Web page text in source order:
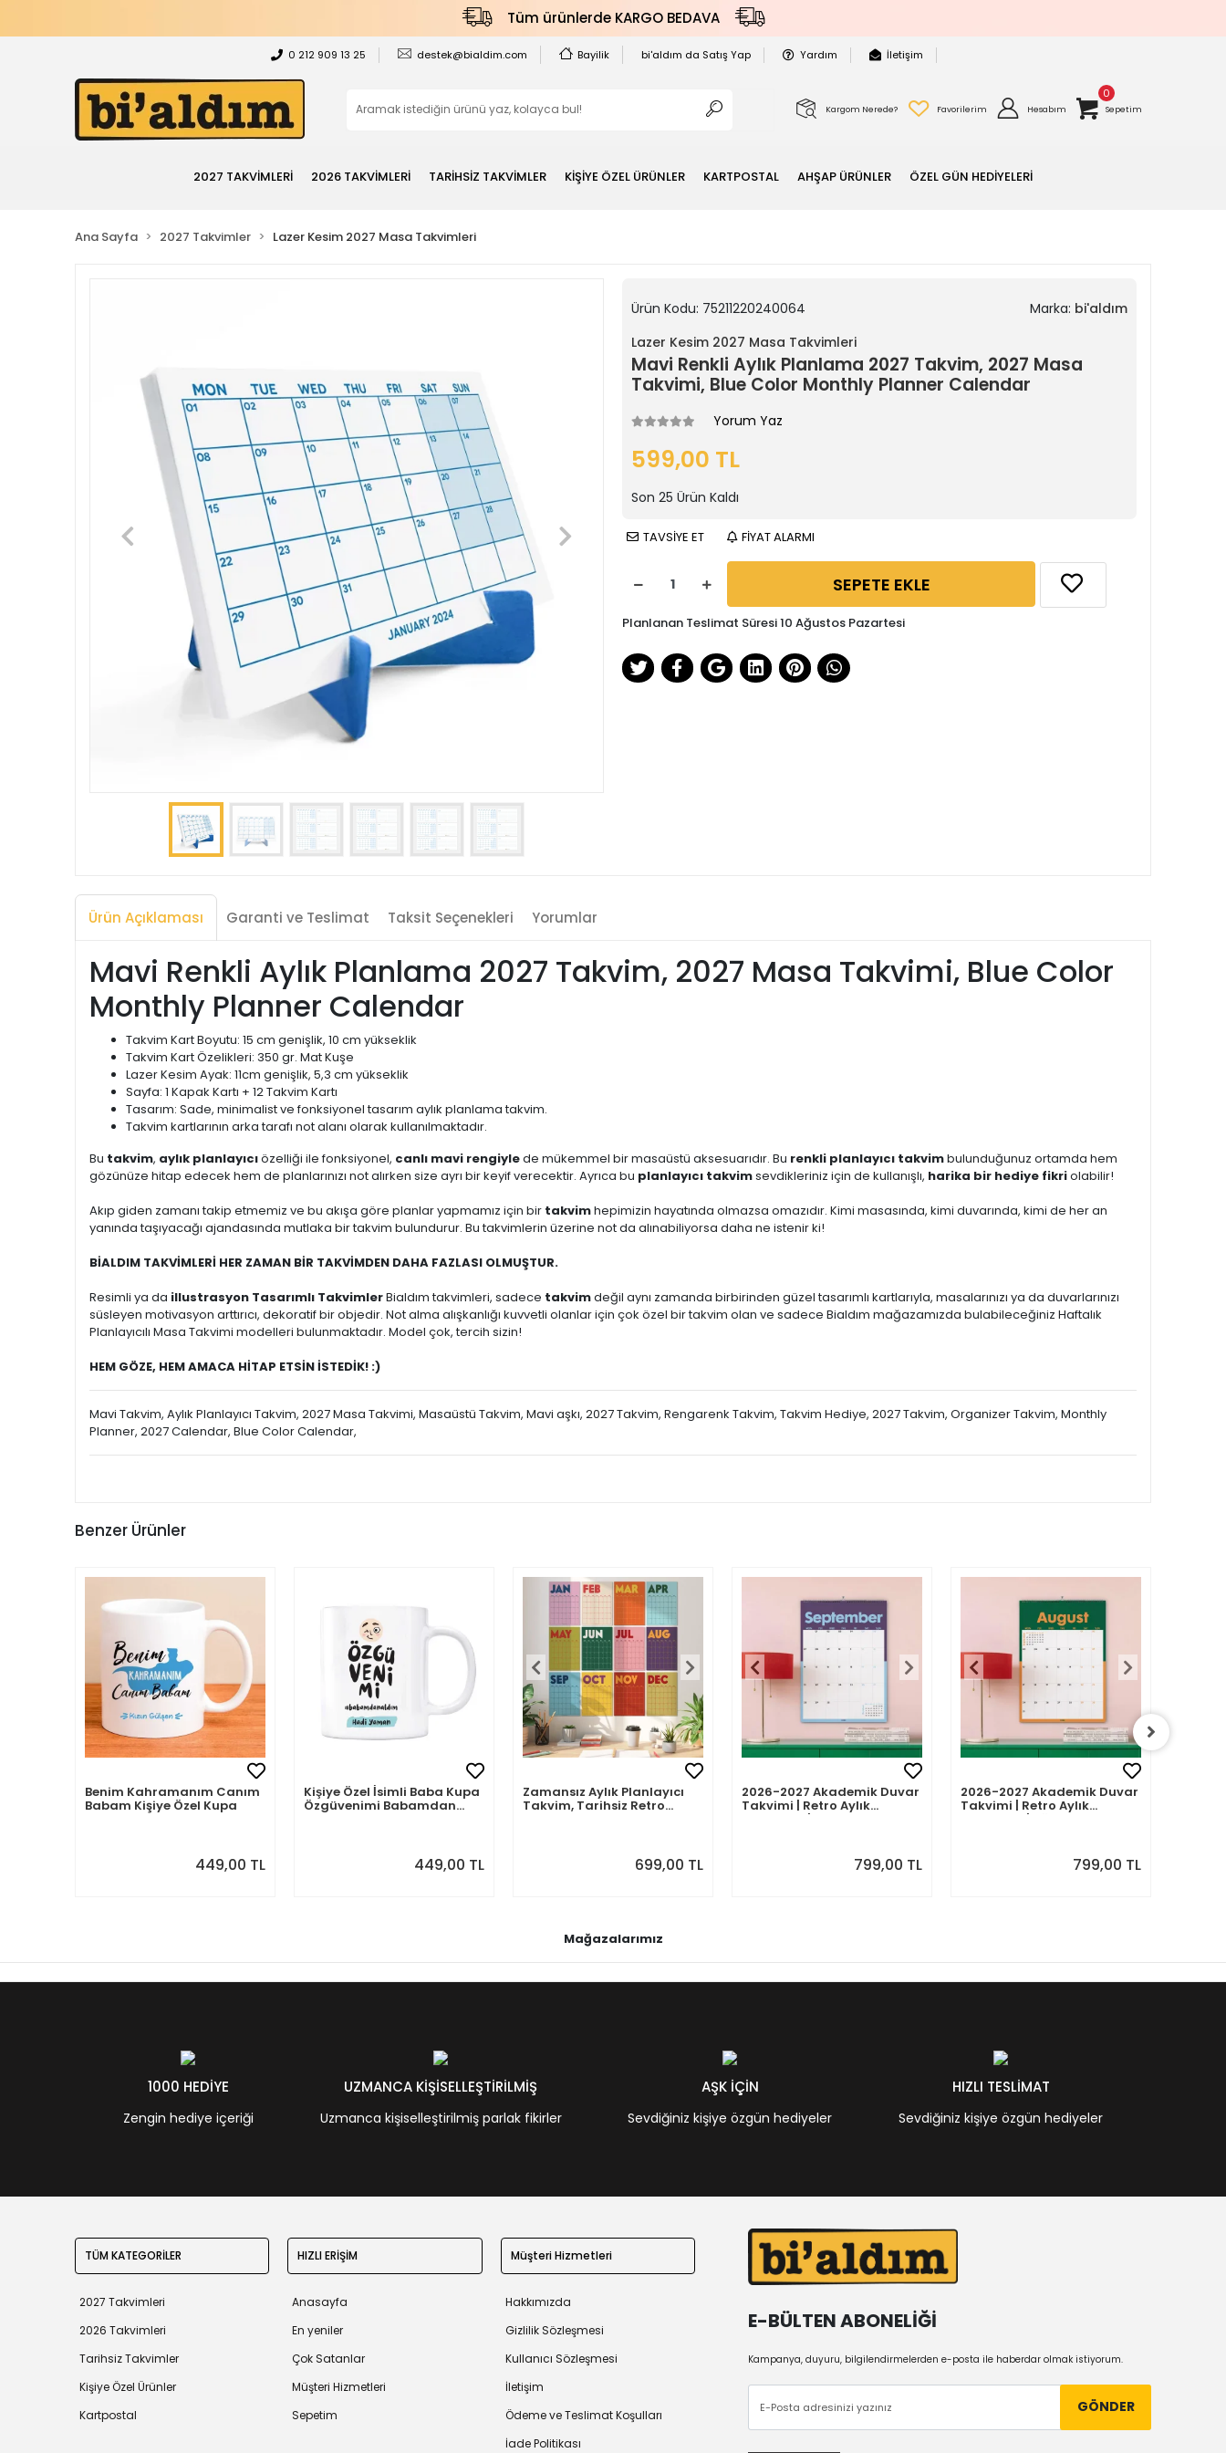
Tüm ürünlerde KARGO BEDAVA
0 212 909 13 25 destek@bialdim.com Bayilik bi'aldım da Satış Yap Yardım İletişim
Kargom Nerede? Favorilerim Hesabım
0
Sepetim
2027 TAKVİMLERİ 2026 TAKVİMLERİ TARİHSİZ TAKVİMLER KİŞİYE ÖZEL ÜRÜNLER KARTPOSTAL AHŞAP ÜRÜNLER ÖZEL GÜN HEDİYELERİ
Ana Sayfa 2027 Takvimler Lazer Kesim 2027 Masa Takvimleri
Ürün Kodu: 75211220240064 Marka: bi'aldım
Lazer Kesim 2027 Masa Takvimleri
Mavi Renkli Aylık Planlama 2027 Takvim, 2027 Masa
Takvimi, Blue Color Monthly Planner Calendar
Yorum Yaz
599,00 TL
Son 25 Ürün Kaldı
TAVSİYE ET FİYAT ALARMI
SEPETE EKLE
Planlanan Teslimat Süresi 10 Ağustos Pazartesi
Ürün Açıklaması Garanti ve Teslimat Taksit Seçenekleri Yorumlar
Mavi Renkli Aylık Planlama 2027 Takvim, 2027 Masa Takvimi, Blue Color
Monthly Planner Calendar
Takvim Kart Boyutu: 15 cm genişlik, 10 cm yükseklik
Takvim Kart Özelikleri: 350 gr. Mat Kuşe
Lazer Kesim Ayak: 11cm genişlik, 5,3 cm yükseklik
Sayfa: 1 Kapak Kartı + 12 Takvim Kartı
Tasarım: Sade, minimalist ve fonksiyonel tasarım aylık planlama takvim.
Takvim kartlarının arka tarafı not alanı olarak kullanılmaktadır.
Bu takvim, aylık planlayıcıözelliği ile fonksiyonel, canlı mavi rengiylede mükemmel bir masaüstü aksesuarıdır. Bu renkli planlayıcı takvimbulunduğunuz ortamda hem
gözünüze hitap edecek hem de planlarınızı not alırken size ayrı bir keyif verecektir. Ayrıca bu planlayıcı takvimsevdikleriniz için de kullanışlı, harika bir hediye fikriolabilir!
Akıp giden zamanı takip etmemiz ve bu akışa göre planlar yapmamız için bir takvimhepimizin hayatında olmazsa omazıdır. Kimi masasında, kimi duvarında, kimi de her an
yanında taşıyacağı ajandasında mutlaka bir takvim bulundurur. Bu takvimlerin üzerine not da alınabiliyorsa daha ne istenir ki!
BİALDIM TAKVİMLERİ HER ZAMAN BİR TAKVİMDEN DAHA FAZLASI OLMUŞTUR.
Resimli ya da illustrasyon Tasarımlı TakvimlerBialdım takvimleri, sadece takvimdeğil aynı zamanda birbirinden güzel tasarımlı kartlarıyla, masalarınızı ya da duvarlarınızı
süsleyen motivasyon arttırıcı, dekoratif bir objedir. Not alma alışkanlığı kuvvetli olanlar için çok özel bir takvim olan ve sadece Bialdım mağazamızda bulabileceğiniz Haftalık
Planlayıcılı Masa Takvimi modelleri bulunmaktadır. Model çok, tercih sizin!
HEM GÖZE, HEM AMACA HİTAP ETSİN İSTEDİK! :)
Mavi Takvim, Aylık Planlayıcı Takvim, 2027 Masa Takvimi, Masaüstü Takvim, Mavi aşkı, 2027 Takvim, Rengarenk Takvim, Takvim Hediye, 2027 Takvim, Organizer Takvim, Monthly
Planner, 2027 Calendar, Blue Color Calendar,
Benzer Ürünler
Benim Kahramanım Canım
Babam Kişiye Özel Kupa
449,00 TL
Kişiye Özel İsimli Baba Kupa
Özgüvenimi Babamdan
449,00 TL
Zamansız Aylık Planlayıcı
Takvim, Tarihsiz Retro
699,00 TL
2026-2027 Akademik Duvar
Takvimi | Retro Aylık
Planlayıcı | Eylül 2026 -
799,00 TL
2026-2027 Akademik Duvar
Takvimi | Retro Aylık
Planlayıcı | Ağustos 2026 -
799,00 TL
Mağazalarımız
1000 HEDİYE
Zengin hediye içeriği
UZMANCA KİŞİSELLEŞTİRİLMİŞ
Uzmanca kişiselleştirilmiş parlak fikirler
AŞK İÇİN
Sevdiğiniz kişiye özgün hediyeler
HIZLI TESLİMAT
Sevdiğiniz kişiye özgün hediyeler
TÜM KATEGORİLER
2027 Takvimleri
2026 Takvimleri
Tarihsiz Takvimler
Kişiye Özel Ürünler
Kartpostal
HIZLI ERİŞİM
Anasayfa
En yeniler
Çok Satanlar
Müşteri Hizmetleri
Sepetim
Müşteri Hizmetleri
Hakkımızda
Gizlilik Sözleşmesi
Kullanıcı Sözleşmesi
İletişim
Ödeme ve Teslimat Koşulları
İade Politikası
E-BÜLTEN ABONELİĞİ
Kampanya, duyuru, bilgilendirmelerden e-posta ile haberdar olmak istiyorum.
GÖNDER